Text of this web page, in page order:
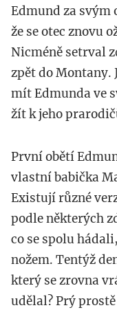
Edmund za
že se otec znovu
Nicméně setrval
zpět do Montany.
mít Edmunda ve
žít k jeho
První obětí
vlastní babička
Existují různé
podle některých
co se spolu
nožem. Tentýž
který se zrovna
udělal? Prý